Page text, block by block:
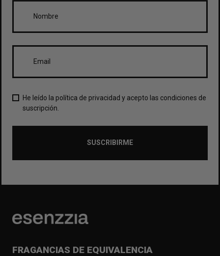
He leído la política de privacidad y acepto las condiciones de
suscripción.
SUSCRIBIRME
FRAGANCIAS DE EQUIVALENCIA